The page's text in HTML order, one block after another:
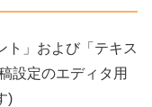
ト」および「テキス
設定のエディタ用
)